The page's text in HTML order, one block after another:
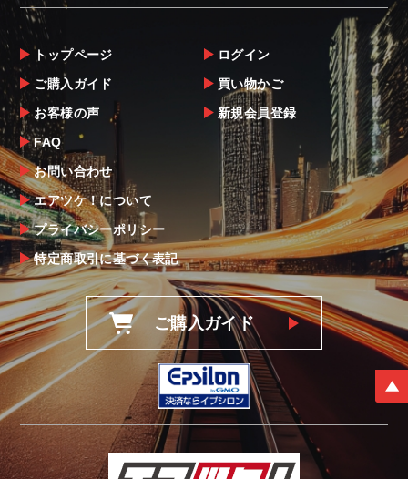
トップページ
ご購入ガイド
お客様の声
FAQ
お問い合わせ
エアツケ！について
プライバシーポリシー
特定商取引に基づく表記
ログイン
買い物かご
新規会員登録
ご購入ガイド